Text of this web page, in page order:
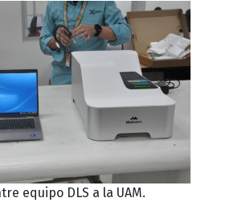
equipo DLS a la UAM.